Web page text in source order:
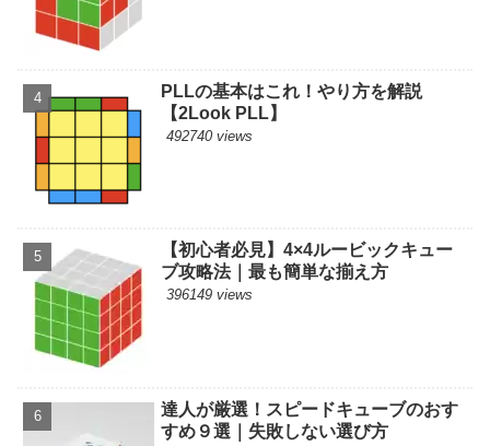
PLLの基本はこれ！やり方を解説
【2Look PLL】
492740 views
【初心者必見】4×4ルービックキュー
ブ攻略法｜最も簡単な揃え方
396149 views
達人が厳選！スピードキューブのおす
すめ９選｜失敗しない選び方